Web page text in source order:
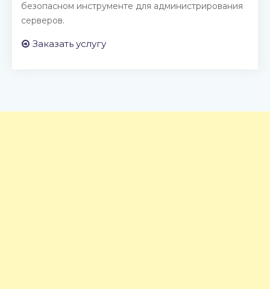
безопасном инструменте для администрирования
серверов.
Заказать услугу